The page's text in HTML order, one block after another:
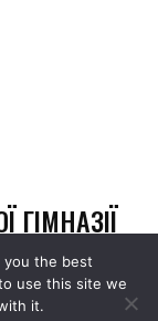
you the best
use this site we
it.